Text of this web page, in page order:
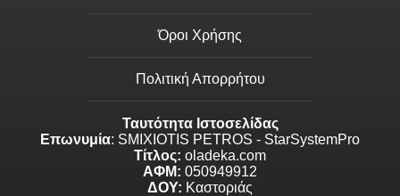
Όροι Χρήσης
Πολιτική Απορρήτου
Ταυτότητα Ιστοσελίδας
Επωνυμία: SMIXIOTIS PETROS - StarSystemPro
Τίτλος: oladeka.com
ΑΦΜ: 050949912
ΔΟΥ: Καστοριάς